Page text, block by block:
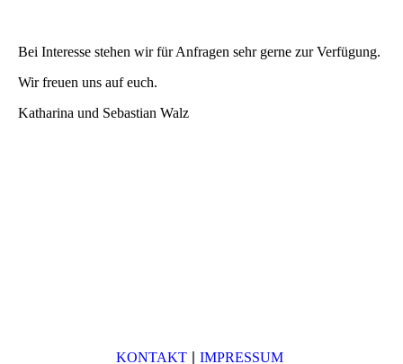
Bei Interesse stehen wir für Anfragen sehr gerne zur Verfügung.
Wir freuen uns auf euch.
Katharina und Sebastian Walz
KONTAKT | IMPRESSUM